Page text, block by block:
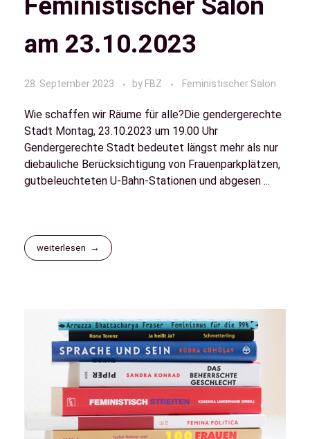
am 23.10.2023
28. September 2023 by FBZ Feministischer Salon
Wie schaffen wir Räume für alle?Die gendergerechte
Stadt Montag, 23.10.2023 um 19.00 Uhr
Gendergerechte Stadt bedeutet längst mehr als nur
diebauliche Berücksichtigung von Frauenparkplätzen,
gutbeleuchteten U-Bahn-Stationen und abgesen ...
weiterlesen